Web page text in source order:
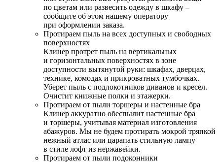
по цветам или развесить одежду в шкафу –
сообщите об этом нашему оператору
при оформлении заказа.
Протираем пыль на всех доступных и свободных
поверхностях
Клинер протрет пыль на вертикальных
и горизонтальных поверхностях в зоне
доступности вытянутой руки: шкафах, дверцах,
технике, комодах и прикроватных тумбочках.
Уберет пыль с подлокотников диванов и кресел.
Очистит книжные полки и этажерки.
Протираем от пыли торшеры и настенные бра
Клинер аккуратно обеспылит настенные бра
и торшеры, учитывая материал изготовления
абажуров. Мы не будем протирать мокрой тряпкой
нежный атлас или царапать стильную лампу
в стиле лофт из нержавейки.
Протираем от пыли подоконники